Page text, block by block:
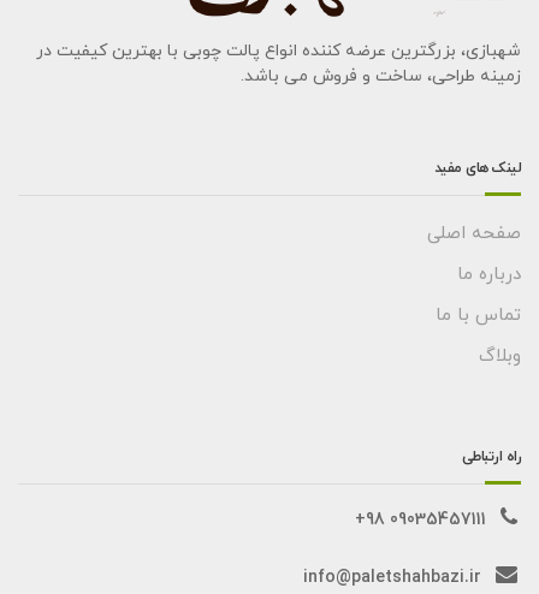
شهبازی، بزرگترین عرضه کننده انواع پالت چوبی با بهترین کیفیت در
زمینه طراحی، ساخت و فروش می باشد.
لینک های مفید
صفحه اصلی
درباره ما
تماس با ما
وبلاگ
راه ارتباطی
09035457111 98+
info@paletshahbazi.ir